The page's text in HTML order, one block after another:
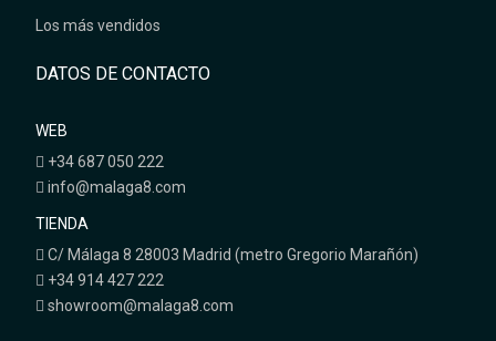
Los más vendidos
DATOS DE CONTACTO
WEB
+34 687 050 222
info@malaga8.com
TIENDA
C/ Málaga 8 28003 Madrid (metro Gregorio Marañón)
+34 914 427 222
showroom@malaga8.com